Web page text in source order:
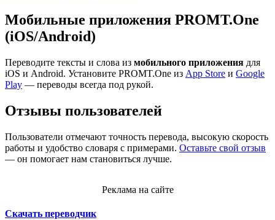
Мобильные приложения PROMT.One
(iOS/Android)
Переводите тексты и слова из мобильного приложения для
iOS и Android. Установите PROMT.One из App Store и Google
Play — переводы всегда под рукой.
Отзывы пользователей
Пользователи отмечают точность перевода, высокую скорость
работы и удобство словаря с примерами. Оставьте свой отзыв
— он помогает нам становиться лучше.
Реклама на сайте
Скачать переводчик